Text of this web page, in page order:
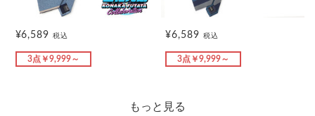
¥6,589税込
3点￥9,999～
¥6,589 税込
3点￥9,999～
もっと見る